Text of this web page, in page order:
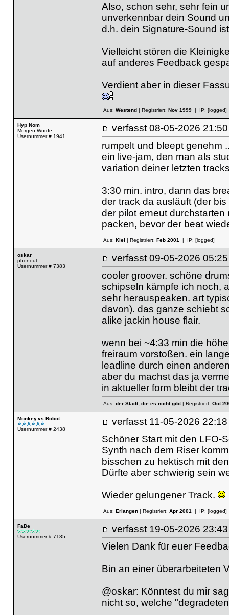
Also, schon sehr, sehr fein
unverkennbar dein Sound
d.h. dein Signature-Sound
Vielleicht stören die
auf anderes Feedback
Verdient aber in dieser
Aus: Westend| Registriert: Nov 1999| IP: [logged]
Hyp Nom
Morgen Wurde
Usernummer # 1941
verfasst 08-05-2026
rumpelt und bleept genehm
ein live-jam, den man als
variation deiner letzten
3:30 min. intro, dann das
der track da ausläuft (der
der pilot erneut
packen, bevor der beat
Aus: Kiel | Registriert: Feb 2001| IP: [logged]
oskar
phonout
Usernummer # 7383
verfasst 09-05-2026
cooler groover. schöne
schipseln kämpfe ich noch,
sehr herauspeaken. art
davon). das ganze schiebt
alike jackin house flair.
wenn bei ~4:33 min die
freiraum vorstoßen. ein
leadline durch einen
aber du machst das ja
in aktueller form bleibt der
Aus: der Stadt, die es nicht gibt| Registriert: Oct
Monkey.vs.Robot
Usernummer # 2438
verfasst 11-05-2026
Schöner Start mit den LFO-
Synth nach dem Riser
bisschen zu hektisch mit
Dürfte aber schwierig sein
Wieder gelungener Track.
Aus: Erlangen| Registriert: Apr 2001| IP: [logged]
FaDe
Usernummer # 7185
verfasst 19-05-2026
Vielen Dank für euer
Bin an einer überarbeiteten
@oskar: Könntest du mir
nicht so, welche